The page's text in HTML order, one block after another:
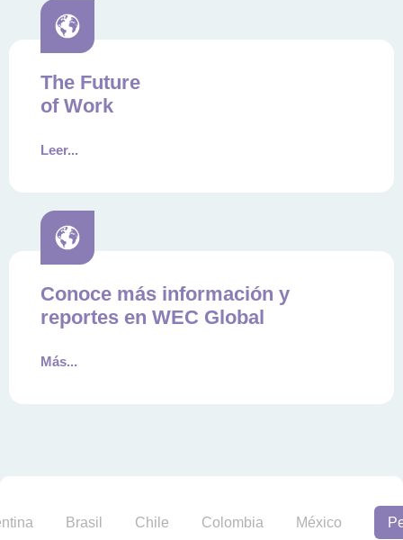
The Future
of Work
Leer...
Conoce más información y
reportes en WEC Global
Más...
Brasil Chile Colombia México